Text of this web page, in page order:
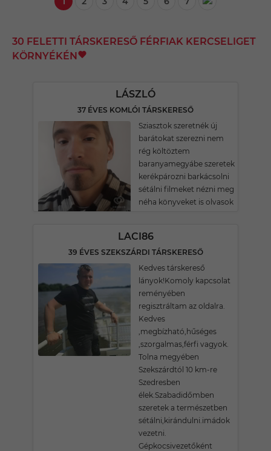
30 FELETTI TÁRSKERESŐ FÉRFIAK KERCSELIGET
KÖRNYÉKÉN
LÁSZLÓ
37 ÉVES KOMLÓI TÁRSKERESŐ
Sziasztok szeretnék új
barátokat szerezni nem
rég költöztem
baranyamegyábe szeretek
kerékpározni barkácsolni
sétálni filmeket nézni meg
néha könyveket is olvasok
LACI86
39 ÉVES SZEKSZÁRDI TÁRSKERESŐ
Kedves társkereső
lányok!Komoly kapcsolat
reményében
regisztráltam az oldalra.
Kedves
,megbízható,hűséges
,szorgalmas,férfi vagyok.
Tolna megyében
Szekszárdtól 10 km-re
Szedresben
élek.Szabadidőmben
szeretek a természetben
sétálni,kirándulni.imádok
vezetni.
Gépkocsivezetőként